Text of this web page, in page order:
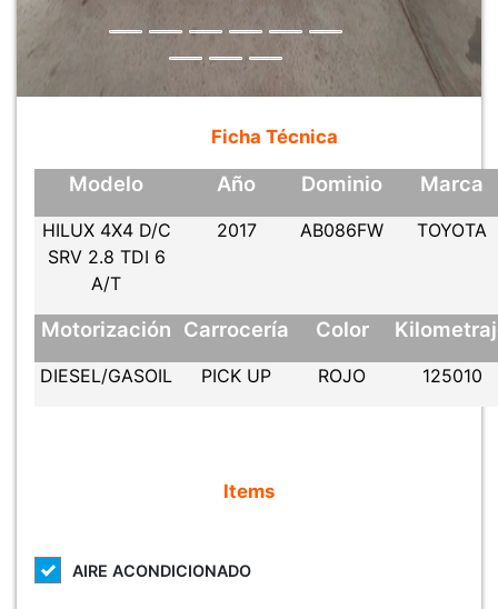
Ficha Técnica
Modelo Año Dominio Marca
HILUX 4X4 D/C
SRV 2.8 TDI 6
A/T
2017 AB086FW TOYOTA
Motorización Carrocería Color
DIESEL/GASOIL PICK UP ROJO 125010
Items
AIRE ACONDICIONADO